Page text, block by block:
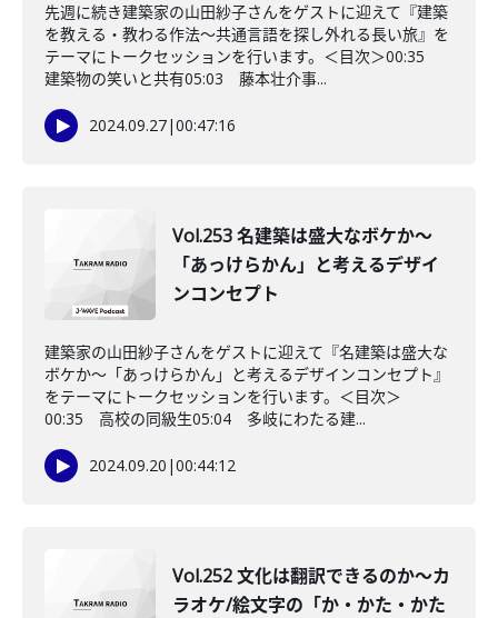
先週に続き建築家の山田紗子さんをゲストに迎えて『建築
を教える・教わる作法〜共通言語を探し外れる長い旅』を
テーマにトークセッションを行います。＜目次＞00:35
建築物の笑いと共有05:03 藤本壮介事...
2024.09.27|00:47:16
Vol.253 名建築は盛大なボケか〜
「あっけらかん」と考えるデザイ
ンコンセプト
建築家の山田紗子さんをゲストに迎えて『名建築は盛大な
ボケか〜「あっけらかん」と考えるデザインコンセプト』
をテーマにトークセッションを行います。＜目次＞
00:35 高校の同級生05:04 多岐にわたる建...
2024.09.20 |00:44:12
Vol.252 文化は翻訳できるのか〜カ
ラオケ/絵文字の「か・かた・かた